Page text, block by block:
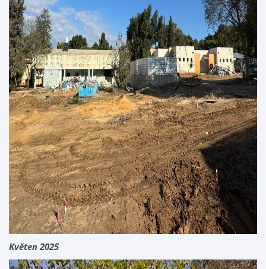
Květen 2025